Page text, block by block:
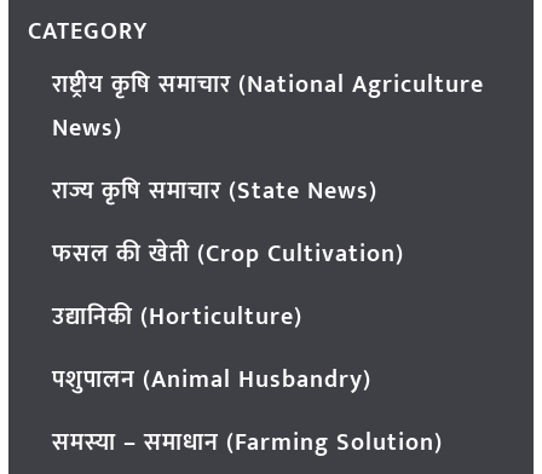
CATEGORY
राष्ट्रीय कृषि समाचार (National Agriculture
News)
राज्य कृषि समाचार (State News)
फसल की खेती (Crop Cultivation)
उद्यानिकी (Horticulture)
पशुपालन (Animal Husbandry)
समस्या – समाधान (Farming Solution)